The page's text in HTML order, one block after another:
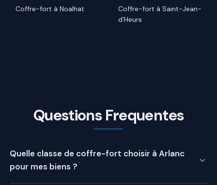
Coffre-fort à Noalhat
Coffre-fort à Saint-Jean-
d'Heurs
Questions Frequentes
Quelle classe de coffre-fort choisir à Arlanc
pour mes biens ?